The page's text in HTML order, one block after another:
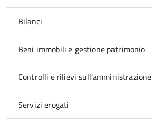
Bilanci
Beni immobili e gestione patrimonio
Controlli e rilievi sull'amministrazione
Servizi erogati